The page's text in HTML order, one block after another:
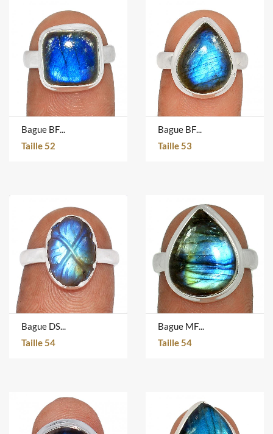
Bague BFLR407
Taille 52
Bague BFLR4871D
Taille 53
Bague DSC-7409
Taille 54
Bague MFLR949
Taille 54